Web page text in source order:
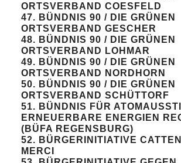
ORTSVERBAND COESFELD
47. BÜNDNIS 90 / DIE GRÜNEN
ORTSVERBAND GESCHER
48. BÜNDNIS 90 / DIE GRÜNEN
ORTSVERBAND LOHMAR
49. BÜNDNIS 90 / DIE GRÜNEN
ORTSVERBAND NORDHORN
50. BÜNDNIS 90 / DIE GRÜNEN
ORTSVERBAND SCHÜTTORF
51. BÜNDNIS FÜR
ERNEUERBARE ENERGIEN
(BÜFA REGENSBURG)
52. BÜRGERINITIATIVE
MERCI